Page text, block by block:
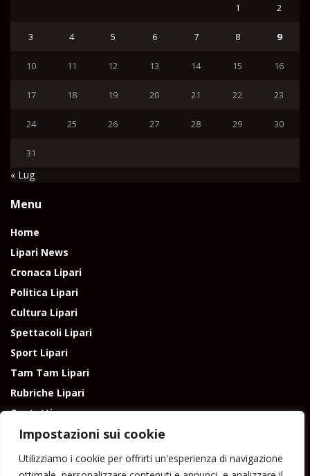
Impostazioni sui cookie
Utilizziamo i cookie per offrirti un'esperienza di navigazione
1 2
3 4 5 6 7 8 9
10 11 12 13 14 15 16
17 18 19 20 21 22 23
24 25 26 27 28 29 30
31
« Lug
Menu
Home
Lipari News
Cronaca Lipari
Politica Lipari
Cultura Lipari
Spettacoli Lipari
Sport Lipari
Tam Tam Lipari
Rubriche Lipari
Contatti